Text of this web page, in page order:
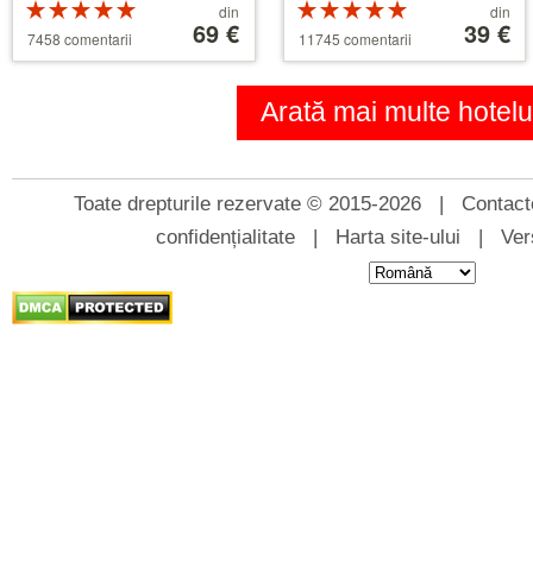
ul 5 din 5
7458 comentarii începând
la
din
69 € ul 5 din 5
11745 comentarii începând
la
110 €
din
39 €
Arată mai multe
Toate drepturile rezervate © 2015-2026 |
confidențialitate| Harta site-ului |